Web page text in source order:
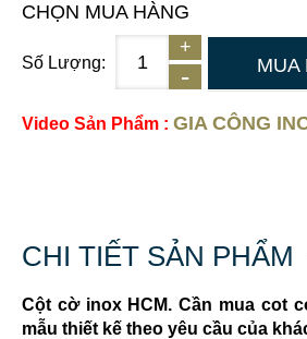
CHỌN MUA HÀNG
Số Lượng: MUA
Video Sản Phẩm : GIA CÔNG
CHI TIẾT SẢN PHẨM
Cột cờ inox HCM. Cần mua cot
mẫu thiết kế theo yêu cầu của